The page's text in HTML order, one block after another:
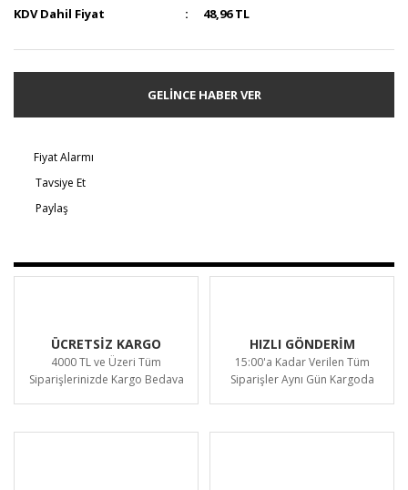
KDV Dahil Fiyat
48,96 TL
GELİNCE HABER VER
Fiyat Alarmı
Tavsiye Et
Paylaş
ÜCRETSİZ KARGO
4000 TL ve Üzeri Tüm
Siparişlerinizde Kargo Bedava
HIZLI GÖNDERİM
15:00'a Kadar Verilen Tüm
Siparişler Aynı Gün Kargoda